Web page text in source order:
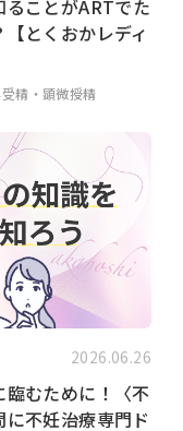
ことがARTでた
とくおかレディ
精・顕微授精
2026.06.26
むために！〈不
不妊治療専門ド